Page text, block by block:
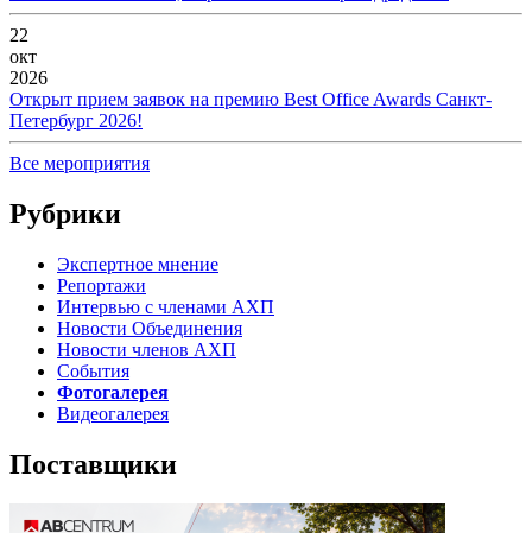
22
окт
2026
Открыт прием заявок на премию Best Office Awards Санкт-
Петербург 2026!
Все мероприятия
Рубрики
Экспертное мнение
Репортажи
Интервью с членами АХП
Новости Объединения
Новости членов АХП
События
Фотогалерея
Видеогалерея
Поставщики